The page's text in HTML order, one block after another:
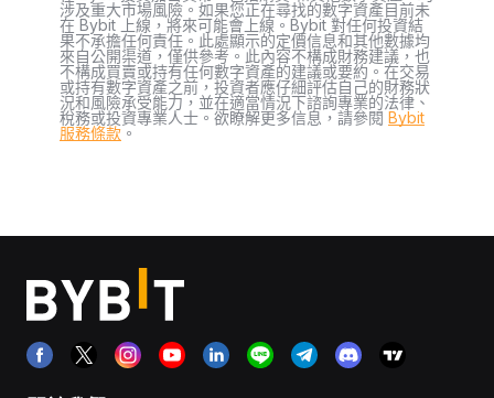
涉及重大市場風險。如果您正在尋找的數字資產目前未
在 Bybit 上線，將來可能會上線。Bybit 對任何投資結
果不承擔任何責任。此處顯示的定價信息和其他數據均
來自公開渠道，僅供參考。此內容不構成財務建議，也
不構成買賣或持有任何數字資產的建議或要約。在交易
或持有數字資產之前，投資者應仔細評估自己的財務狀
況和風險承受能力，並在適當情況下諮詢專業的法律、
稅務或投資專業人士。欲瞭解更多信息，請參閱 Bybit
服務條款 。